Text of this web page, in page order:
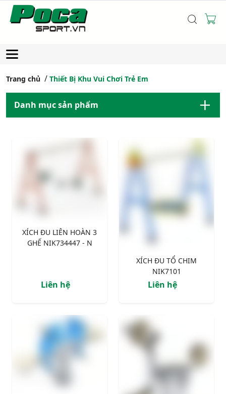
Trang chủ Thiết Bị Khu Vui Chơi Trẻ Em
Danh mục sản phẩm
XÍCH ĐU LIÊN HOÀN 3
GHẾ NIK734447 - N
Liên hệ
XÍCH ĐU TỔ CHIM
NIK7101
Liên hệ